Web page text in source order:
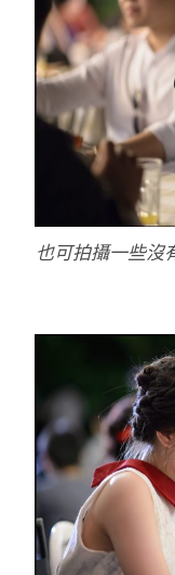
也可拍攝一些沒